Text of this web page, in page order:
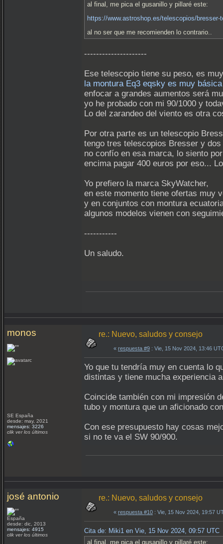
al final, me pica el gusanillo y pillaré este:
https://www.astroshop.es/telescopios/
al no ser que me recomienden lo contrario..
---------------------
Ese telescopio tiene su peso, es
la montura Eq3 eqsky es muy básica
enfocar a grandes aumentos será
yo he probado con mi 90/1000 y
Lo del zarandeo del viento es otra
Por otra parte es un telescopio
tengo tres telescopios Bresser y
no confío en esa marca, lo siento
encima pagar 400 euros por eso...
Yo prefiero la marca SkyWatcher,
en este momento tiene ofertas muy
y en conjuntos con montura
algunos modelos vienen con
-----------
Un saludo.
monos
SE España
desde: may, 2021
mensajes: 3226
clik ver los últimos
re.: Nuevo, saludos y consejo
« respuesta #9 : Vie, 15 Nov 2024, 13:46
Yo que tu tendría muy en cuenta lo
distintas y tiene mucha experiencia
Coincide también con mi impresión
tubo y montura que un aficionado
Con ese presupuesto hay cosas
si no te va el SW 90/900.
josé antonio
España
desde: dic, 2013
mensajes: 4915
clik ver los últimos
re.: Nuevo, saludos y consejo
« respuesta #10 : Vie, 15 Nov 2024, 19:57
Cita de: Miki1 en Vie, 15 Nov 2024, 09:57 UTC
al final, me pica el gusanillo y pillaré este: